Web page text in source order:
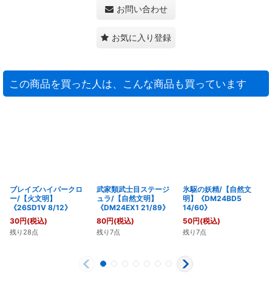
お問い合わせ
お気に入り登録
この商品を買った人は、こんな商品も買っています
ブレイズハイパークロ
ー/【火文明】
《26SD1V 8/12》
30円(税込)
残り28点
武家類武士目ステージ
ュラ/【自然文明】
《DM24EX1 21/89》
80円(税込)
残り7点
氷駆の妖精/【自然文
明】《DM24BD5
14/60》
50円(税込)
残り7点